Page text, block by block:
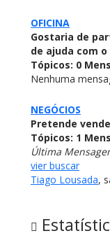
OFICINA
Gostaria de
de ajuda com
Tópicos: 0
Nenhuma
NEGÓCIOS
Pretende
Tópicos: 1
Última
vier buscar
Tiago Lousada,